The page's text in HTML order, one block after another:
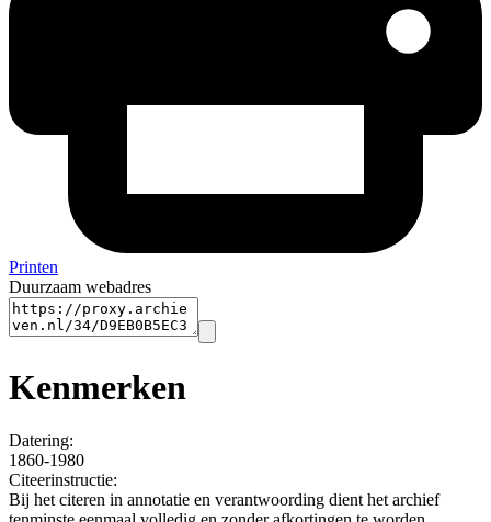
Printen
Duurzaam webadres
Kenmerken
Datering:
1860-1980
Citeerinstructie:
Bij het citeren in annotatie en verantwoording dient het archief